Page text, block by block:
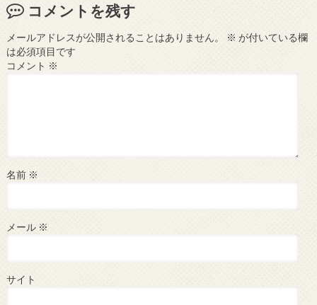
コメントを残す
メールアドレスが公開されることはありません。 ※ が付いている欄
は必須項目です
コメント ※
名前 ※
メール ※
サイト